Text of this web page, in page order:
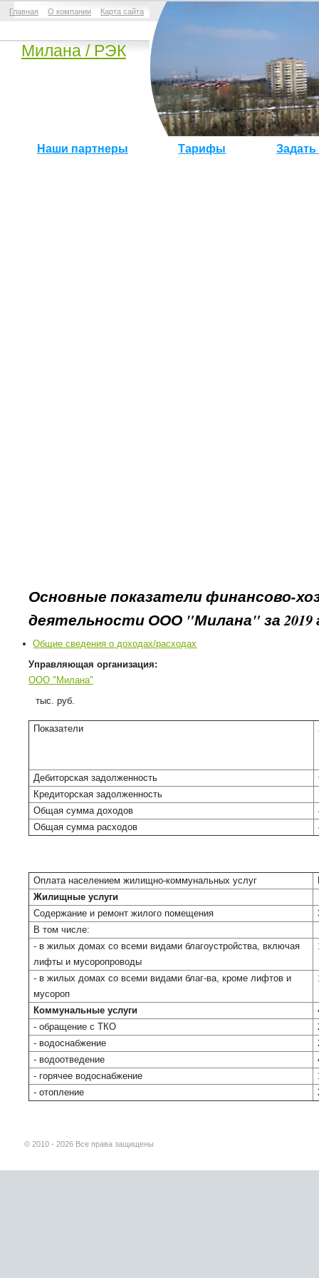
Главная О компании Карта сайта
Mилана / РЭК
Наши партнеры Тарифы
Основные показатели финансово-
деятельности ООО "Милана" за 2019
Общие сведения о доходах/расходах
Управляющая организация:
ООО "Милана"
тыс. руб.
Показатели
Дебиторская задолженность
Кредиторская задолженность
Общая сумма доходов
Общая сумма расходов
Оплата населением жилищно-коммунальных услуг
Жилищные услуги
Содержание и ремонт жилого помещения
В том числе:
- в жилых домах со всеми видами благоустройства, включая
лифты и мусоропроводы
- в жилых домах со всеми видами благ-ва, кроме лифтов и
мусороп
Коммунальные услуги
- обращение с ТКО
- водоснабжение
- водоотведение
- горячее водоснабжение
- отопление
© 2010 - 2026 Все права защищены